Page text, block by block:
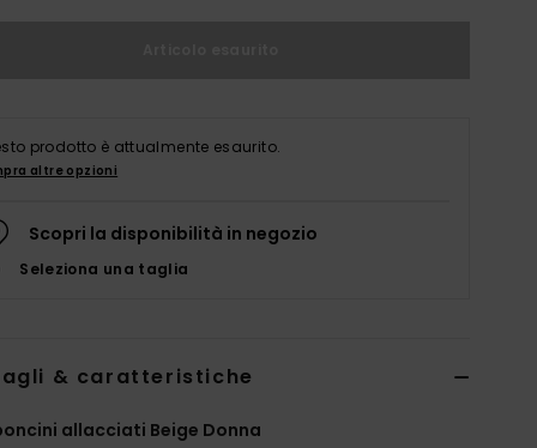
prodotto è attualmente esaurito.
altre opzioni
Scopri la disponibilità in negozio
Seleziona una taglia
& caratteristiche
allacciati Beige Donna